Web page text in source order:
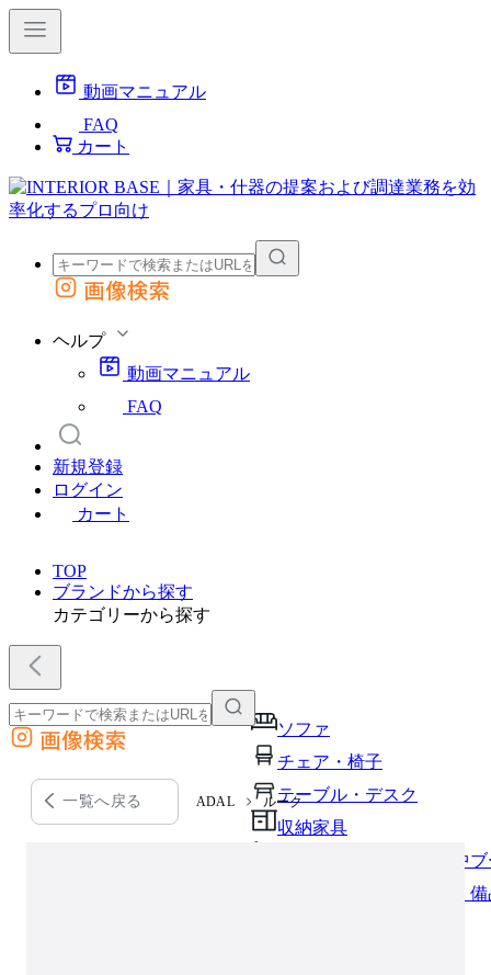
動画マニュアル
FAQ
カート
外部サイトの商品をカートに追加
画像検索
ヘルプ
動画マニュアル
FAQ
新規登録
ログイン
カート
TOP
ブランドから探す
カテゴリーから探す
ソファ
チェア・椅子
テーブル・デスク
収納家具
パーソナルブース・集中
オフィスアクセサリー・
外部サイトの商品をカートに追加
他のサイトで見つけた商品ページのURLを貼り付けて、カートに追加できます
画像検索
一覧へ戻る ADAL ルーク